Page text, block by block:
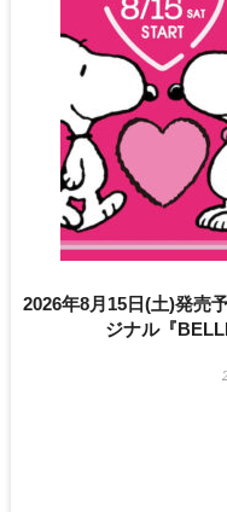
2026年8月15日(土)発売
ジナル『